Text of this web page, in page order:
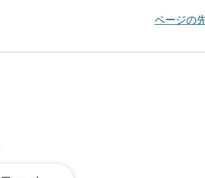
ページの